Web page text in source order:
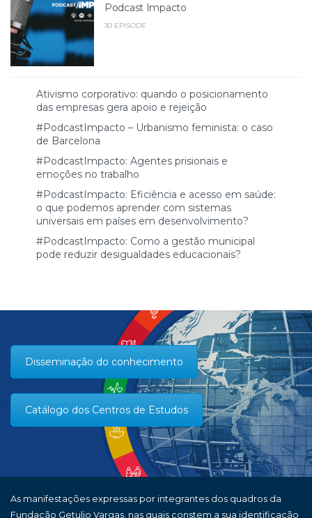
Podcast Impacto
30 EPISODE
Ativismo corporativo: quando o posicionamento
das empresas gera apoio e rejeição
#PodcastImpacto – Urbanismo feminista: o caso
de Barcelona
#PodcastImpacto: Agentes prisionais e
emoções no trabalho
#PodcastImpacto: Eficiência e acesso em saúde:
o que podemos aprender com sistemas
universais em países em desenvolvimento?
#PodcastImpacto: Como a gestão municipal
pode reduzir desigualdades educacionais?
Disseminação do conhecimento
Catálogo dos Centros de Estudos
As manifestações expressas por integrantes dos quadros da
Fundação Getulio Vargas, nas quais constem a sua identificação